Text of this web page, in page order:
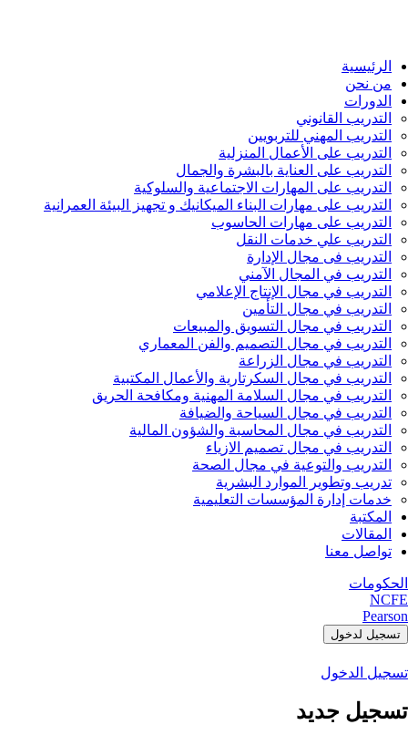
الرئيسية
من نحن
الدورات
التدريب القانوني
التدريب المهني للتربويين
التدريب على الأعمال المنزلية
التدريب على العناية بالبشرة والجمال
التدريب على المهارات الاجتماعية والسلوكية
التدريب على مهارات البناء الميكانيك و تجهيز البيئة العمرانية
التدريب على مهارات الحاسوب
التدريب علي خدمات النقل
التدريب فى مجال الإدارة
التدريب في المجال الآمني
التدريب في مجال الإنتاج الإعلامي
التدريب في مجال التأمين
التدريب في مجال التسويق والمبيعات
التدريب في مجال التصميم والفن المعماري
التدريب في مجال الزراعة
التدريب في مجال السكرتارية والأعمال المكتبية
التدريب في مجال السلامة المهنية ومكافحة الحريق
التدريب في مجال السياحة والضيافة
التدريب في مجال المحاسبة والشؤون المالية
التدريب في مجال تصميم الازياء
التدريب والتوعية في مجال الصحة
تدريب وتطوير الموارد البشرية
خدمات إدارة المؤسسات التعليمية
المكتبة
المقالات
تواصل معنا
الحكومات
NCFE
Pearson
تسجيل لدخول
تسجيل الدخول
تسجيل جديد